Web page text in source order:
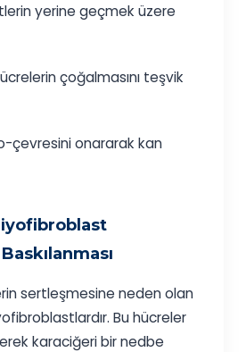
yerine geçmek üzere
çoğalmasını teşvik
çevresini onararak kan
sertleşmesine neden olan
Bu hücreler
karaciğeri bir nedbe